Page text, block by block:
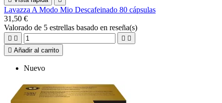
Lavazza A Modo Mio Descafeinado 80 cápsulas
31,50 €
Valorado de 5 estrellas basado en reseña(s)
   
 Añadir al carrito
Nuevo